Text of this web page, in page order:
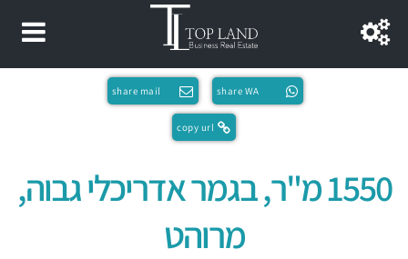
share WA
share mail
copy url
1550 מ"ר, בגמר אדריכלי גבוה,
מרוהט